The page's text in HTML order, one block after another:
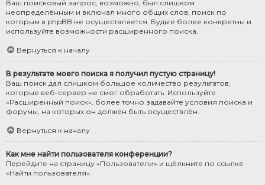
Ваш поисковый запрос, возможно, был слишком
неопределённым и включал много общих слов, поиск по
которым в phpBB не осуществляется. Будьте более конкретны и
используйте возможности расширенного поиска.
Вернуться к началу
В результате моего поиска я получил пустую страницу!
Ваш поиск дал слишком большое количество результатов,
которые веб-сервер не смог обработать. Используйте
«Расширенный поиск», более точно задавайте условия поиска и
форумы, на которых он должен быть осуществлён.
Вернуться к началу
Как мне найти пользователя конференции?
Перейдите на страницу «Пользователи» и щёлкните по ссылке
«Найти пользователя».